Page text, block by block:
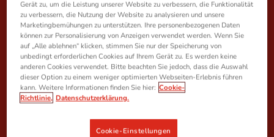
Gerät zu, um die Leistung unserer Website zu verbessern, die Funktionalität
zu verbessern, die Nutzung der Website zu analysieren und unsere
Marketingbemühungen zu unterstützen. Ihre personenbezogenen Daten
können zur Personalisierung von Anzeigen verwendet werden. Wenn Sie
auf „Alle ablehnen“ klicken, stimmen Sie nur der Speicherung von
unbedingt erforderlichen Cookies auf Ihrem Gerät zu. Es werden keine
anderen Cookies verwendet. Bitte beachten Sie jedoch, dass die Auswahl
dieser Option zu einem weniger optimierten Webseiten-Erlebnis führen
kann. Weitere Informationen finden Sie hier: Cookie-
Richtlinie, Datenschutzerklärung.
Cookie-Einstellungen